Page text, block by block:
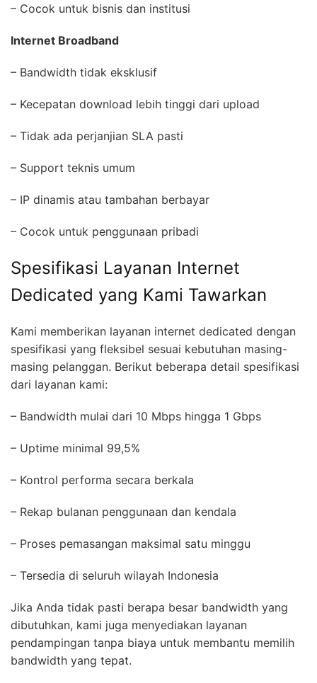
– Cocok untuk bisnis dan institusi
Internet Broadband
– Bandwidth tidak eksklusif
– Kecepatan download lebih tinggi dari upload
– Tidak ada perjanjian SLA pasti
– Support teknis umum
– IP dinamis atau tambahan berbayar
– Cocok untuk penggunaan pribadi
Spesifikasi Layanan Internet
Dedicated yang Kami Tawarkan
Kami memberikan layanan internet dedicated dengan
spesifikasi yang fleksibel sesuai kebutuhan masing-
masing pelanggan. Berikut beberapa detail spesifikasi
dari layanan kami:
– Bandwidth mulai dari 10 Mbps hingga 1 Gbps
– Uptime minimal 99,5%
– Kontrol performa secara berkala
– Rekap bulanan penggunaan dan kendala
– Proses pemasangan maksimal satu minggu
– Tersedia di seluruh wilayah Indonesia
Jika Anda tidak pasti berapa besar bandwidth yang
dibutuhkan, kami juga menyediakan layanan
pendampingan tanpa biaya untuk membantu memilih
bandwidth yang tepat.